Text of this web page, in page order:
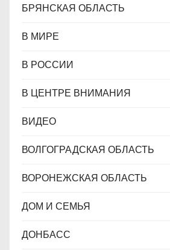
БРЯНСКАЯ ОБЛАСТЬ
В МИРЕ
В РОССИИ
В ЦЕНТРЕ ВНИМАНИЯ
ВИДЕО
ВОЛГОГРАДСКАЯ ОБЛАСТЬ
ВОРОНЕЖСКАЯ ОБЛАСТЬ
ДОМ И СЕМЬЯ
ДОНБАСС